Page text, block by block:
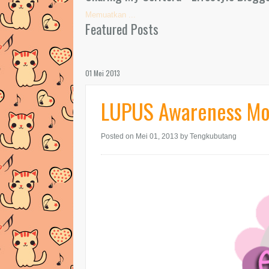
Memuatkan ...
Featured Posts
01 Mei 2013
LUPUS Awareness
Posted on Mei 01, 2013 by Tengkubutang